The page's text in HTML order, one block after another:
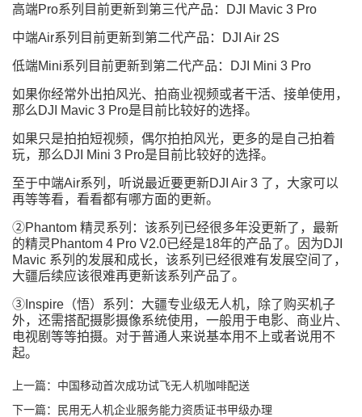
高端Pro系列目前更新到第三代产品：DJI Mavic 3 Pro
中端Air系列目前更新到第二代产品：DJI Air 2S
低端Mini系列目前更新到第二代产品：DJI Mini 3 Pro
如果你经常外出拍风光、拍商业视频或者干活、接单使用，
那么DJI Mavic 3 Pro是目前比较好的选择。
如果只是拍拍短视频，偶尔拍拍风光，更多的是自己拍着
玩，那么DJI Mini 3 Pro是目前比较好的选择。
至于中端Air系列，听说最近要更新DJI Air 3 了，大家可以
再等等看，看看都有哪方面的更新。
②Phantom 精灵系列：该系列已经很多年没更新了，最新
的精灵Phantom 4 Pro V2.0已经是18年的产品了。因为DJI
Mavic 系列的发展和成长，该系列已经很难有发展空间了，
大疆后续应该很难再更新该系列产品了。
③Inspire（悟）系列：大疆专业级无人机，除了购买机子
外，还需搭配摄影摄像系统使用，一般用于电影、商业片、
电视剧等等拍摄。对于普通人来说基本用不上或者说用不
起。
上一篇：中国移动首次成功试飞无人机咖啡配送
下一篇：民用无人机企业服务能力资质证书甲级办理